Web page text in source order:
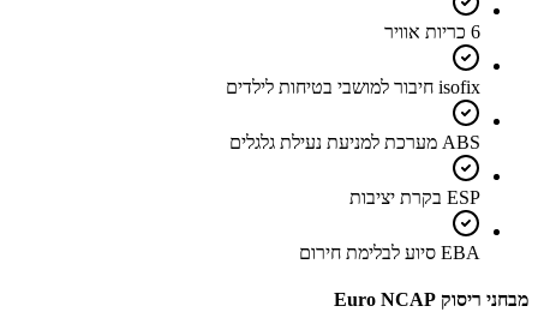
6 כריות אוויר
isofix חיבור למושבי בטיחות לילדים
ABS מערכת למניעת נעילת גלגלים
ESP בקרת יציבות
EBA סיוע לבלימת חירום
מבחני ריסוק Euro NCAP